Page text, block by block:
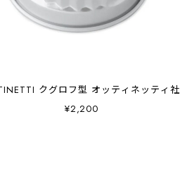
クグロフ型 オッティネッティ社
¥2,200